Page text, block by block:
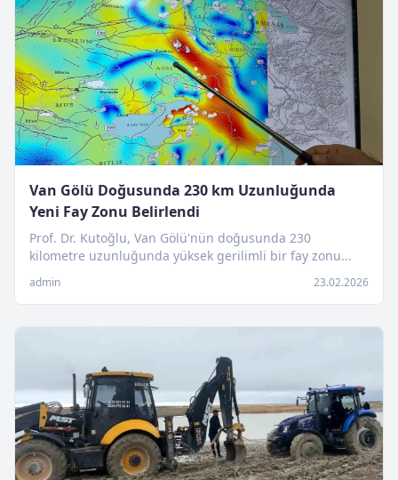
Van Gölü Doğusunda 230 km Uzunluğunda
Yeni Fay Zonu Belirlendi
Prof. Dr. Kutoğlu, Van Gölü'nün doğusunda 230
kilometre uzunluğunda yüksek gerilimli bir fay zonu...
admin 23.02.2026